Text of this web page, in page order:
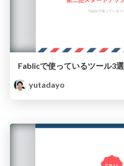
Fablicで使っているツール3選
yutadayo